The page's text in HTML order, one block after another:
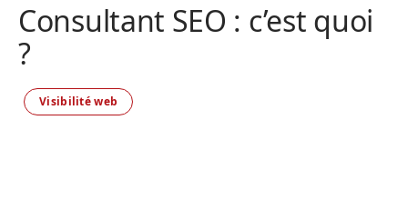
Consultant SEO : c’est quoi
?
Visibilité web